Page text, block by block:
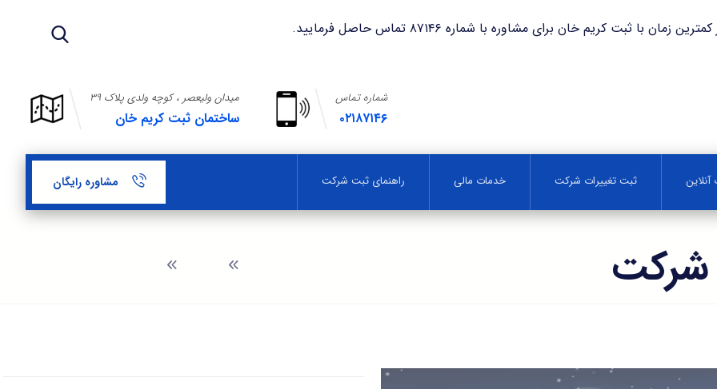
کریم خان برای مشاوره با شماره ۸۷۱۴۶ تماس حاصل فرمایید.
میدان ولیعصر ، کوچه ولدی پلاک ۳۹
ساختمان ثبت کریم خان
شماره تماس
۰۲۱۸۷۱۴۶
ثبت تغییرات شرکت خدمات مالی راهنمای ثبت شرکت مشاوره رایگان
شرکت